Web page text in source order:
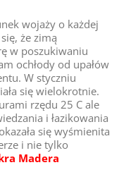
wojaży o każdej
że zimą
w poszukiwaniu
ochłody od upałów
W styczniu
się wielokrotnie.
rzędu 25 C ale
i łazikowania
się wyśmienita
i nie tylko
Madera